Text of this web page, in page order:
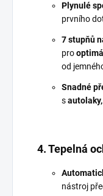
Plynulé
prvního
7 stupňů
pro
od
Snadné
s
4. Tepelná
nástroj